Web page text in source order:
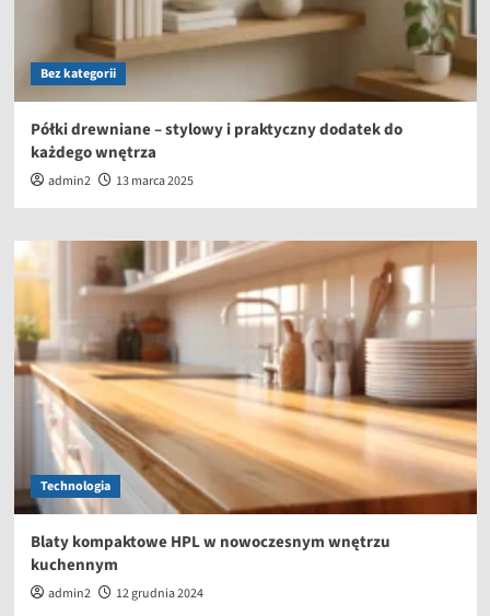
Bez kategorii
Półki drewniane – stylowy i praktyczny dodatek do
każdego wnętrza
admin2 13 marca 2025
Technologia
Blaty kompaktowe HPL w nowoczesnym wnętrzu
kuchennym
admin2 12 grudnia 2024